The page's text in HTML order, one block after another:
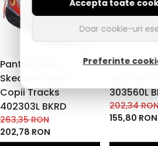
Pantofi Sport
Skechers pentru
Copii Tracks
402303L BKRD
263,35RON
202,78 RON
Pantofi
303560L
202,34
155,80 RON
Accepta toate
Doar cookie-uri
Preferinte